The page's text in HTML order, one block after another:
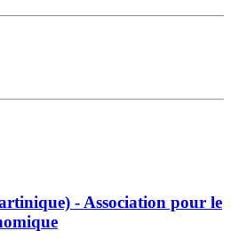
- Association pour le